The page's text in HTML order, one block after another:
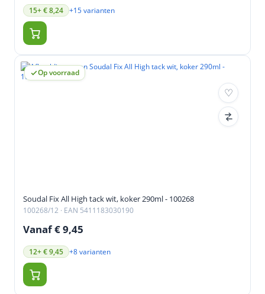
15+ € 8,24 +15 varianten
Op voorraad
Soudal Fix All High tack wit, koker 290ml - 100268
100268/12 · EAN 5411183030190
Vanaf € 9,45
12+ € 9,45 +8 varianten